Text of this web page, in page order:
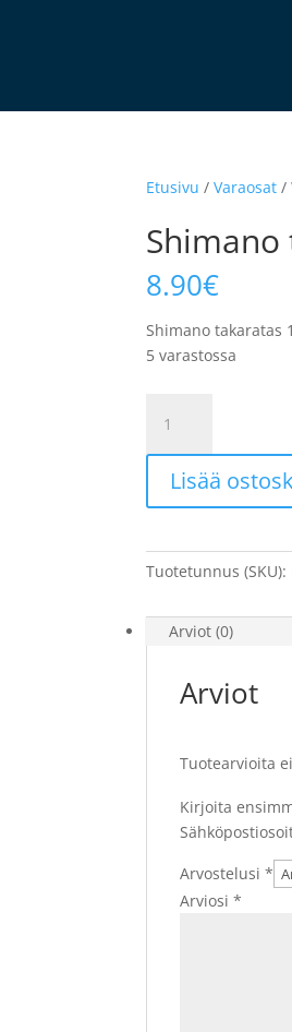
Etusivu /Varaosat /
Shimano
8.90€
Shimano takaratas
5 varastossa
takaratas
19T
Nexus,
hopea
Lisää
Tuotetunnus (SKU):
Arviot (0)
Arviot
Tuotearvioita
Kirjoita
Arvostelusi*
Arviosi*